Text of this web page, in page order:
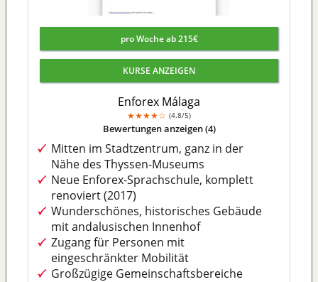
Enforex Málaga
★★★★☆ 4.8/5
Bewertungen anzeigen (4)
Mitten im Stadtzentrum, ganz in der
Nähe des Thyssen-Museums
Neue Enforex-Sprachschule, komplett
renoviert (2017)
Wunderschönes, historisches Gebäude
mit andalusischen Innenhof
Zugang für Personen mit
eingeschränkter Mobilität
Großzügige Gemeinschaftsbereiche
pro Woche ab 215€
KURSE ANZEIGEN